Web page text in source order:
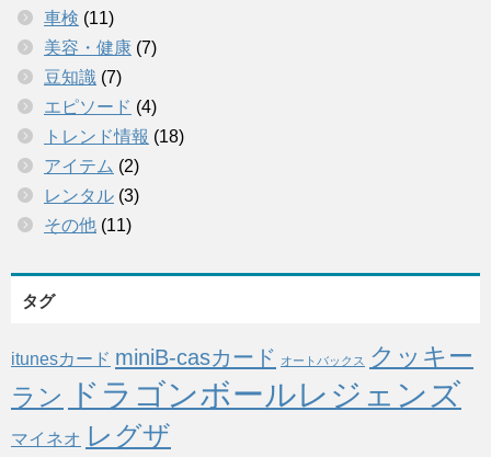
車検 (11)
美容・健康 (7)
豆知識 (7)
エピソード (4)
トレンド情報 (18)
アイテム (2)
レンタル (3)
その他 (11)
タグ
itunesカード miniB-casカード オートバックス
クッキー
ラン
ドラゴンボールレジェンズ
マイネオ レグザ